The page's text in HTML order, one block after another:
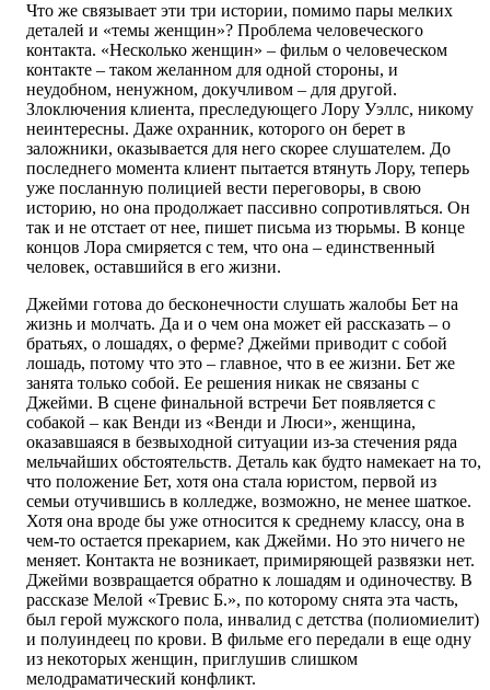
Что же связывает эти три истории, помимо пары мелких
деталей и «темы женщин»? Проблема человеческого
контакта. «Несколько женщин» – фильм о человеческом
контакте – таком желанном для одной стороны, и
неудобном, ненужном, докучливом – для другой.
Злоключения клиента, преследующего Лору Уэллс, никому
неинтересны. Даже охранник, которого он берет в
заложники, оказывается для него скорее слушателем. До
последнего момента клиент пытается втянуть Лору, теперь
уже посланную полицией вести переговоры, в свою
историю, но она продолжает пассивно сопротивляться. Он
так и не отстает от нее, пишет письма из тюрьмы. В конце
концов Лора смиряется с тем, что она – единственный
человек, оставшийся в его жизни.
Джейми готова до бесконечности слушать жалобы Бет на
жизнь и молчать. Да и о чем она может ей рассказать – о
братьях, о лошадях, о ферме? Джейми приводит с собой
лошадь, потому что это – главное, что в ее жизни. Бет же
занята только собой. Ее решения никак не связаны с
Джейми. В сцене финальной встречи Бет появляется с
собакой – как Венди из «Венди и Люси», женщина,
оказавшаяся в безвыходной ситуации из-за стечения ряда
мельчайших обстоятельств. Деталь как будто намекает на то,
что положение Бет, хотя она стала юристом, первой из
семьи отучившись в колледже, возможно, не менее шаткое.
Хотя она вроде бы уже относится к среднему классу, она в
чем-то остается прекарием, как Джейми. Но это ничего не
меняет. Контакта не возникает, примиряющей развязки нет.
Джейми возвращается обратно к лошадям и одиночеству. В
рассказе Мелой «Тревис Б.», по которому снята эта часть,
был герой мужского пола, инвалид с детства (полиомиелит)
и полуиндеец по крови. В фильме его передали в еще одну
из некоторых женщин, приглушив слишком
мелодраматический конфликт.